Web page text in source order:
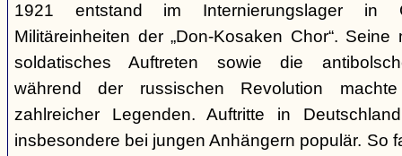
1921 entstand im Internierungslager in
Militäreinheiten der „Don-Kosaken Chor“.
soldatisches Auftreten sowie die
während der russischen Revolution
zahlreicher Legenden. Auftritte in
insbesondere bei jungen Anhängern populär. So